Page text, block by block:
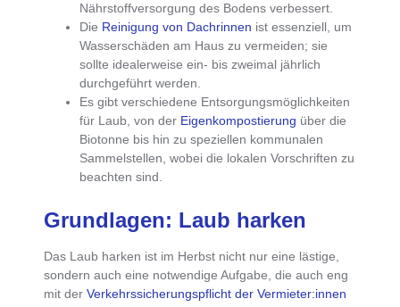
Nährstoffversorgung des Bodens verbessert.
Die Reinigung von Dachrinnen ist essenziell, um
Wasserschäden am Haus zu vermeiden; sie
sollte idealerweise ein- bis zweimal jährlich
durchgeführt werden.
Esgibt verschiedene Entsorgungsmöglichkeiten
für Laub , von der Eigenkompostierung über die
Biotonne bis hin zu speziellen kommunalen
Sammelstellen, wobei die lokalen Vorschriften zu
beachten sind.
Grundlagen: Laub harken
Das Laub harken ist im Herbst nicht nur eine lästige,
sondern auch eine notwendige Aufgabe , die auch eng
mit derVerkehrssicherungspflicht der Vermieter:innen